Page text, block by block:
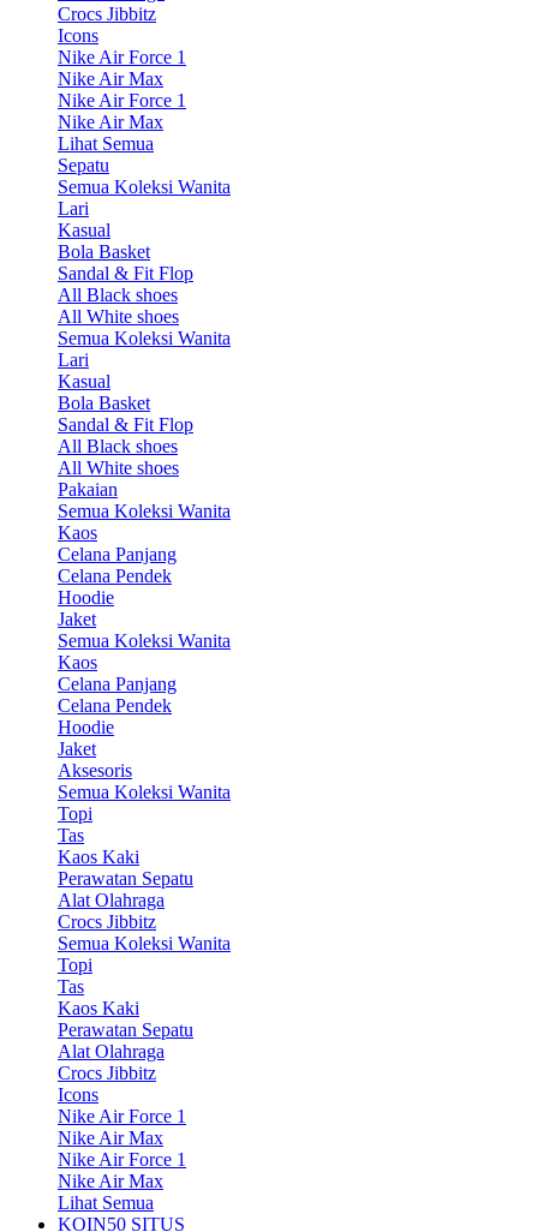
Crocs Jibbitz
Icons
Nike Air Force 1
Nike Air Max
Nike Air Force 1
Nike Air Max
Lihat Semua
Sepatu
Semua Koleksi Wanita
Lari
Kasual
Bola Basket
Sandal & Fit Flop
All Black shoes
All White shoes
Semua Koleksi Wanita
Lari
Kasual
Bola Basket
Sandal & Fit Flop
All Black shoes
All White shoes
Pakaian
Semua Koleksi Wanita
Kaos
Celana Panjang
Celana Pendek
Hoodie
Jaket
Semua Koleksi Wanita
Kaos
Celana Panjang
Celana Pendek
Hoodie
Jaket
Aksesoris
Semua Koleksi Wanita
Topi
Tas
Kaos Kaki
Perawatan Sepatu
Alat Olahraga
Crocs Jibbitz
Semua Koleksi Wanita
Topi
Tas
Kaos Kaki
Perawatan Sepatu
Alat Olahraga
Crocs Jibbitz
Icons
Nike Air Force 1
Nike Air Max
Nike Air Force 1
Nike Air Max
Lihat Semua
KOIN50 SITUS